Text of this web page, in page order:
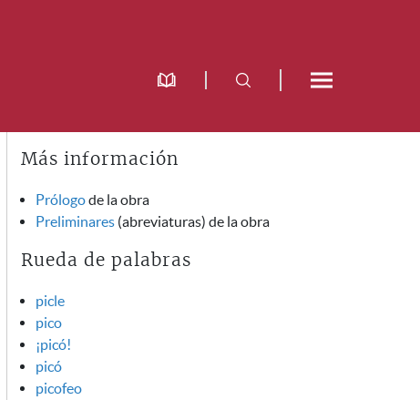
Más información
Prólogode la obra
Preliminares (abreviaturas) de la obra
Rueda de palabras
picle
pico
¡picó!
picó
picofeo